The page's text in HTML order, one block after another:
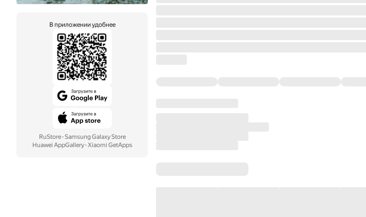
В приложении удобнее
RuStore· Samsung Galaxy Store
Huawei AppGallery· Xiaomi GetApps